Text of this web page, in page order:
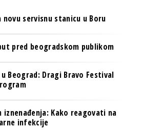
servisnu stanicu u Boru
put pred beogradskom publikom
Beograd: Dragi Bravo Festival
Kako reagovati na
infekcije